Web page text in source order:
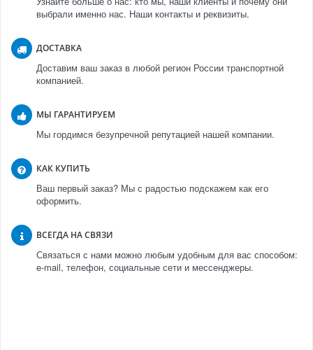
выбрали именно нас. Наши контакты и реквизиты.
ДОСТАВКА
Доставим ваш заказ в любой регион России транспортной
компанией.
МЫ ГАРАНТИРУЕМ
Мы гордимся безупречной репутацией нашей компании.
КАК КУПИТЬ
Ваш первый заказ? Мы с радостью подскажем как его
оформить.
ВСЕГДА НА СВЯЗИ
Связаться с нами можно любым удобным для вас способом:
e-mail, телефон, социальные сети и мессенджеры.